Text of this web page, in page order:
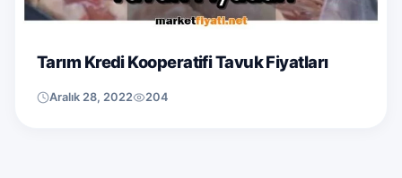
Tarım Kredi Kooperatifi Tavuk Fiyatları
Aralık 28, 2022 204